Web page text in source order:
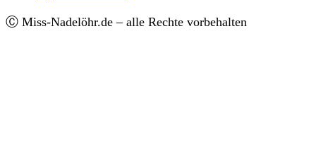
Ⓒ Miss-Nadelöhr.de – alle Rechte vorbehalten